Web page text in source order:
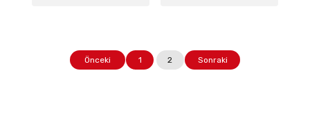
Önceki 1 2 Sonraki